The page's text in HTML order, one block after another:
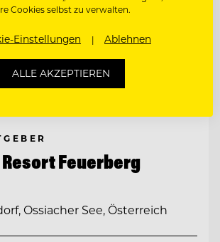
Feuerberg
Ossiacher See, Österreich
Cookies selbst zu verwalten.
Einstellungen Ablehnen
ALLE AKZEPTIEREN